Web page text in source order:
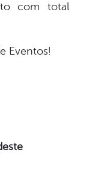
com total
Eventos!